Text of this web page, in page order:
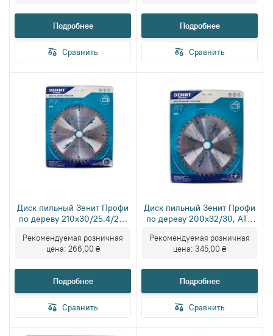
Подробнее
Сравнить
Подробнее
Сравнить
Диск пильный Зенит Профи
по дереву 210x30/25.4/20,
Рекомендуемая розничная
цена: 266,00 ₴
Подробнее
Сравнить
Диск пильный Зенит Профи
по дереву 200x32/30, ATB
Рекомендуемая розничная
цена: 345,00 ₴
Подробнее
Сравнить